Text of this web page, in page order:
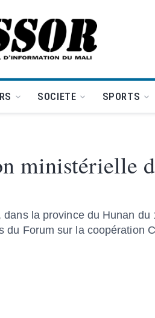
L'Essor - retour à la une
SOCIETE SPORTS
ministérielle
la province du Hunan du
Forum sur la coopération